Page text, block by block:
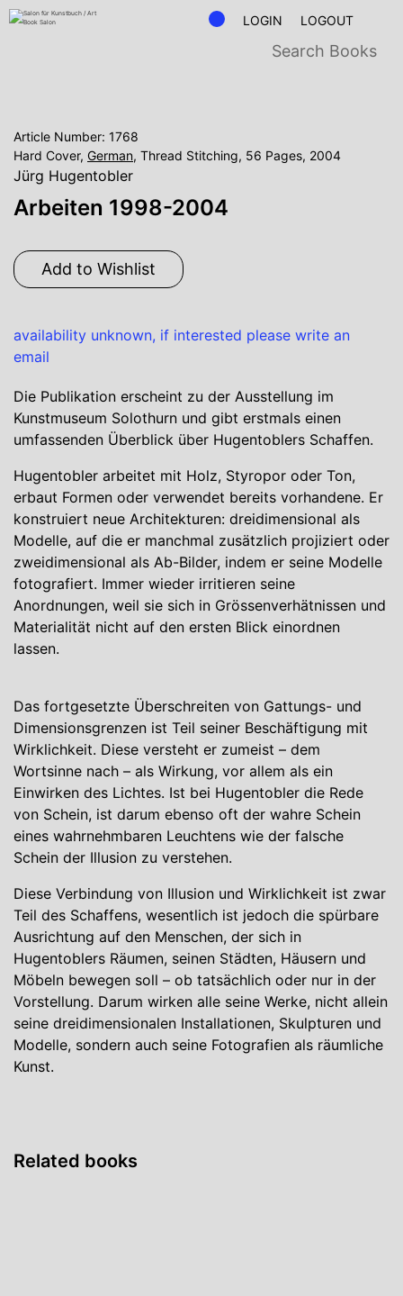
LOGIN LOGOUT
Article Number: 1768
Hard Cover, German, Thread Stitching, 56 Pages, 2004
Jürg Hugentobler
Arbeiten 1998-2004
Add to Wishlist
availability unknown, if interested please write an
email
Die Publikation erscheint zu der Ausstellung im
Kunstmuseum Solothurn und gibt erstmals einen
umfassenden Überblick über Hugentoblers Schaffen.
Hugentobler arbeitet mit Holz, Styropor oder Ton,
erbaut Formen oder verwendet bereits vorhandene. Er
konstruiert neue Architekturen: dreidimensional als
Modelle, auf die er manchmal zusätzlich projiziert oder
zweidimensional als Ab-Bilder, indem er seine Modelle
fotografiert. Immer wieder irritieren seine
Anordnungen, weil sie sich in Grössenverhätnissen und
Materialität nicht auf den ersten Blick einordnen
lassen.
Das fortgesetzte Überschreiten von Gattungs- und
Dimensionsgrenzen ist Teil seiner Beschäftigung mit
Wirklichkeit. Diese versteht er zumeist – dem
Wortsinne nach – als Wirkung, vor allem als ein
Einwirken des Lichtes. Ist bei Hugentobler die Rede
von Schein, ist darum ebenso oft der wahre Schein
eines wahrnehmbaren Leuchtens wie der falsche
Schein der Illusion zu verstehen.
Diese Verbindung von Illusion und Wirklichkeit ist zwar
Teil des Schaffens, wesentlich ist jedoch die spürbare
Ausrichtung auf den Menschen, der sich in
Hugentoblers Räumen, seinen Städten, Häusern und
Möbeln bewegen soll – ob tatsächlich oder nur in der
Vorstellung. Darum wirken alle seine Werke, nicht allein
seine dreidimensionalen Installationen, Skulpturen und
Modelle, sondern auch seine Fotografien als räumliche
Kunst.
Related books